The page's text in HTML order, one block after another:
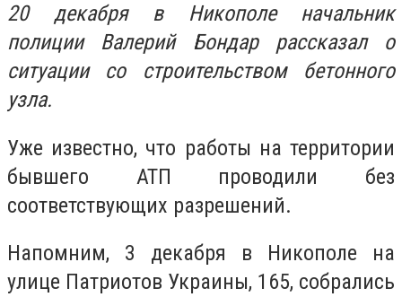
20 декабря в Никополе начальник
полиции Валерий Бондар рассказал о
ситуации со строительством бетонного
узла.
Уже известно, что работы на территории
бывшего АТП проводили без
соответствующих разрешений.
Напомним, 3 декабря в Никополе на
улице Патриотов Украины, 165, собрались